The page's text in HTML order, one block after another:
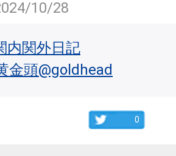
10/28
内関外日記
金頭@goldhead
0